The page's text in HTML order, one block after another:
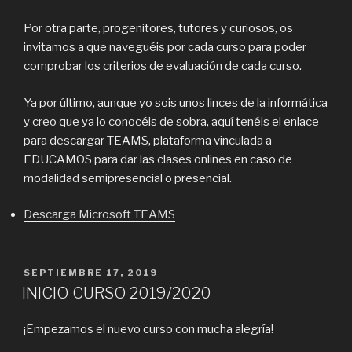
Por otra parte, progenitores, tutores y curiosos, os
invitamos a que naveguéis por cada curso para poder
comprobar los criterios de evaluación de cada curso.
Ya por último, aunque yo sois unos linces de la informática
y creo que ya lo conocéis de sobra, aquí tenéis el enlace
para descargar TEAMS, plataforma vinculada a
EDUCAMOS para dar las clases onlines en caso de
modalidad semipresencial o presencial.
Descarga Microsoft TEAMS
PUBLICADO
EN
SEPTIEMBRE 17, 2019
INICIO CURSO 2019/2020
¡Empezamos el nuevo curso con mucha alegría!